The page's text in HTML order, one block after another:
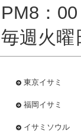
PM8：
毎週火曜
東京イサミ
福岡イサミ
イサミソウル